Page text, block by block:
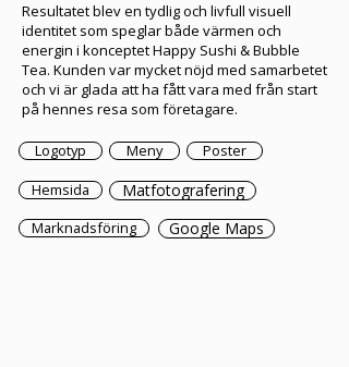
Resultatet blev en tydlig och livfull visuell
identitet som speglar både värmen och
energin i konceptet Happy Sushi & Bubble
Tea. Kunden var mycket nöjd med samarbetet
och vi är glada att ha fått vara med från start
på hennes resa som företagare.
Logotyp Meny
Poster
Hemsida
Matfotografering
Marknadsföring Google Maps